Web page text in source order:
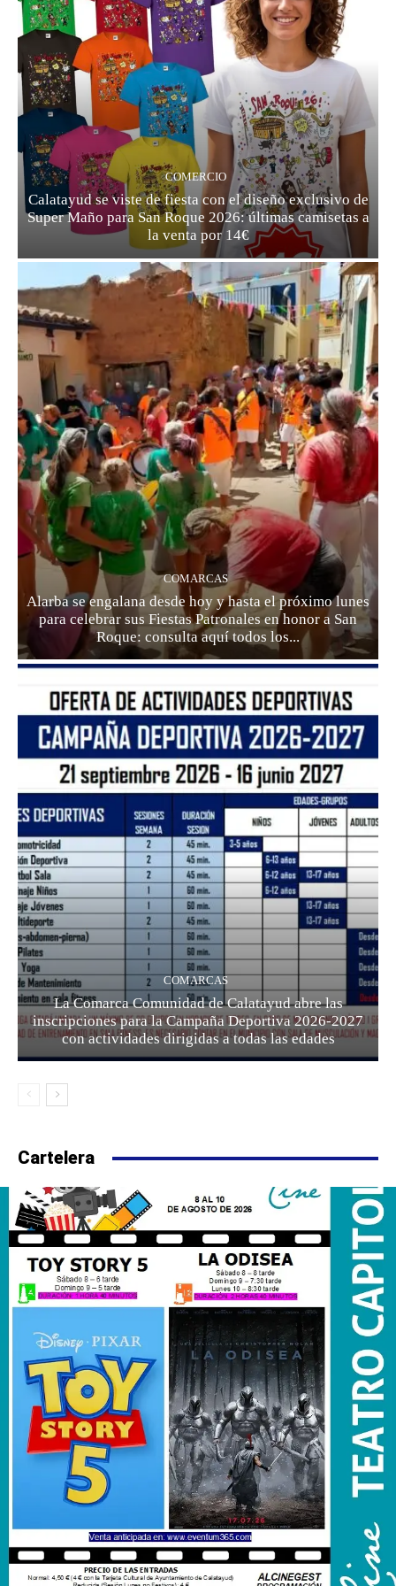
COMERCIO
Calatayud se viste de fiesta con el diseño exclusivo de
Super Maño para San Roque 2026: últimas camisetas a
la venta por 14€
COMARCAS
Alarba se engalana desde hoy y hasta el próximo lunes
para celebrar sus Fiestas Patronales en honor a San
Roque: consulta aquí todos los...
COMARCAS
La Comarca Comunidad de Calatayud abre las
inscripciones para la Campaña Deportiva 2026-2027
con actividades dirigidas a todas las edades
Cartelera